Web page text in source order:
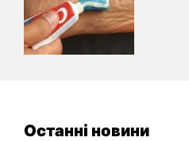
Останні новини